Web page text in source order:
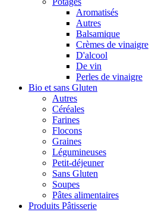
Aromatisés
Autres
Balsamique
Crèmes de vinaigre
D'alcool
De vin
Perles de vinaigre
Bio et sans Gluten
Autres
Céréales
Farines
Flocons
Graines
Légumineuses
Petit-déjeuner
Sans Gluten
Soupes
Pâtes alimentaires
Produits Pâtisserie